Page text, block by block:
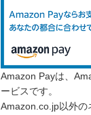
Amazon Payは、
ービスです。
Amazon.co.jp以外の